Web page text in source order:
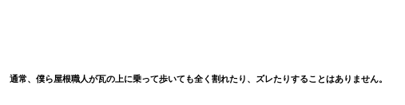
通常、僕ら屋根職人が瓦の上に乗って歩いても全く割れたり、ズレたりすることはありません。